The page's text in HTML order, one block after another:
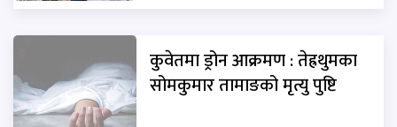
कुवेतमा ड्रोन आक्रमण : तेह्रथुमका
सोमकुमार तामाङको मृत्यु पुष्टि